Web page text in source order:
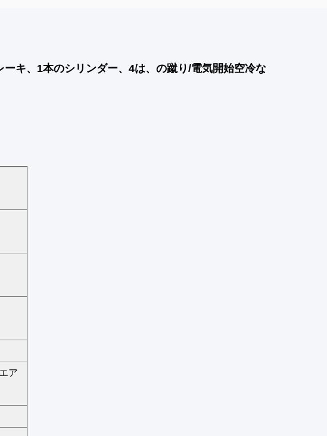
キ、1本のシリンダー、4は、の蹴り/電気開始空冷な
ア